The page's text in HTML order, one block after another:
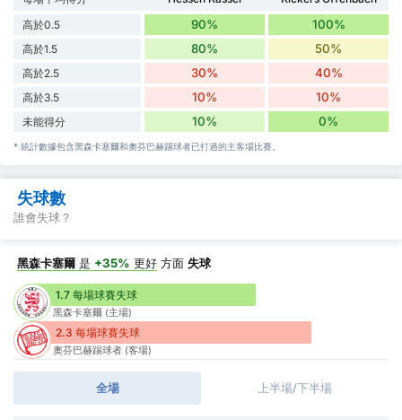
高於0.5
90% 100%
高於1.5 80% 50%
高於2.5 30% 40%
高於3.5 10% 10%
未能得分 10% 0%
* 統計數據包含黑森卡塞爾和奧芬巴赫踢球者已打過的主客場比賽。
失球數
誰會失球？
黑森卡塞爾 是 +35% 更好 方面 失球
1.7 每場球賽失球
黑森卡塞爾 (主場)
2.3 每場球賽失球
奧芬巴赫踢球者 (客場)
全場 上半場/下半場